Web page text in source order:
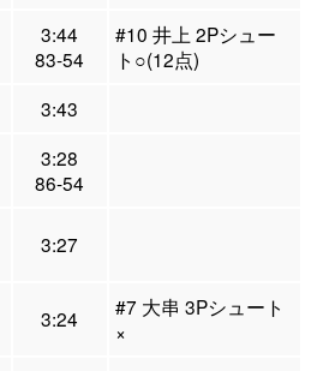
3:44
83-54
#10 井上 2Pシュー
ト○(12点)
3:43
3:28
86-54
3:27
3:24
#7 大串 3Pシュート
×